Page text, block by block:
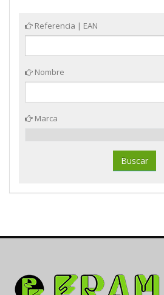
Referencia | EAN
Nombre
Marca